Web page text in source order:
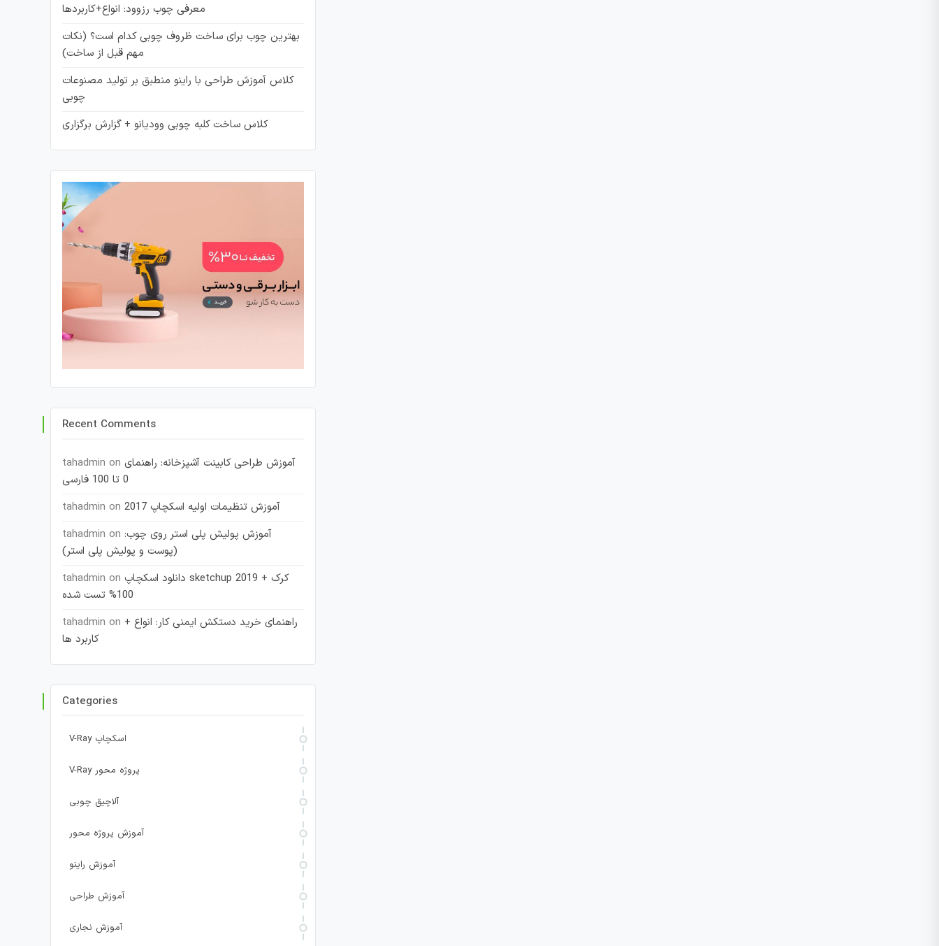
معرفی چوب رزوود: انواع+کاربردها
بهترین چوب برای ساخت ظروف چوبی کدام است؟ (نکات
مهم قبل از ساخت)
کلاس آموزش طراحی با راینو منطبق بر تولید مصنوعات
چوبی
کلاس ساخت کلبه چوبی وودیانو + گزارش برگزاری
Recent Comments
tahadmin on آموزش طراحی کابینت آشپزخانه: راهنمای
0 تا 100 فارسی
tahadmin on
آموزش تنظیمات اولیه اسکچاپ 2017
tahadmin on آموزش پولیش پلی استر روی چوب:
(پوست و پولیش پلی استر)
tahadmin on دانلود اسکچاپ sketchup 2019 + کرک
100% تست شده
tahadmin on راهنمای خرید دستکش ایمنی کار: انواع +
کاربرد ها
Categories
V-Ray اسکچاپ
V-Ray پروژه محور
آلاچیق چوبی
آموزش پروژه محور
آموزش راینو
آموزش طراحی
آموزش نجاری